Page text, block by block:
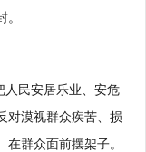
民安居乐业、安危
对漠视群众疾苦、损
群众面前摆架子。